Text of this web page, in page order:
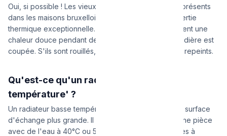
Oui, si possible ! Les vieux radiateurs en fonte (très présents
dans les maisons bruxelloises d'époque) ont une inertie
thermique exceptionnelle. Une fois chauds, ils diffusent une
chaleur douce pendant des heures, même si la chaudière est
coupée. S'ils sont rouillés, ils peuvent être sablés et repeints.
Qu'est-ce qu'un radiateur 'basse
température' ?
Un radiateur basse température est conçu avec une surface
d'échange plus grande. Il est capable de chauffer une pièce
avec de l'eau à 40°C ou 50°C (idéal pour les pompes à